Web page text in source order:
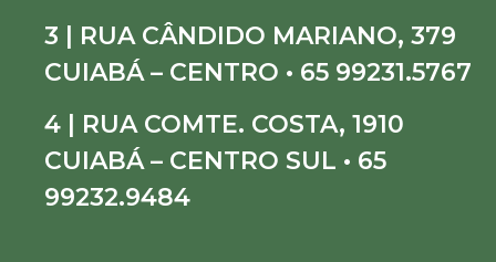
3 | RUA CÂNDIDO MARIANO, 379
CUIABÁ – CENTRO • 65 99231.5767
4 | RUA COMTE. COSTA, 1910
CUIABÁ – CENTRO SUL • 65
99232.9484